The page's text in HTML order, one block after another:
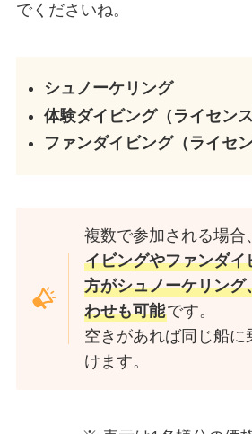
でくださいね。
シュノーケリング
体験ダイビング（ライセン
ファンダイビング（ライセ
複数で参加される場合
イビングやファンダイ
方がシュノーケリング
わせも可能です。
空きがあれば同じ船に
けます。